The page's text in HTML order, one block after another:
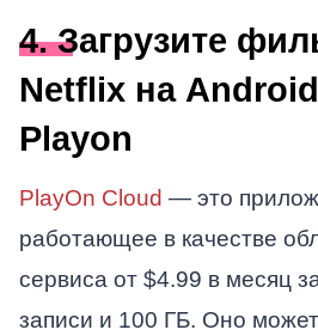
4. Загрузите
Netflix на
Playon
PlayOn Cloud — это
работающее в качестве
сервиса от $4.99 в месяц
записи и 100 ГБ. Оно